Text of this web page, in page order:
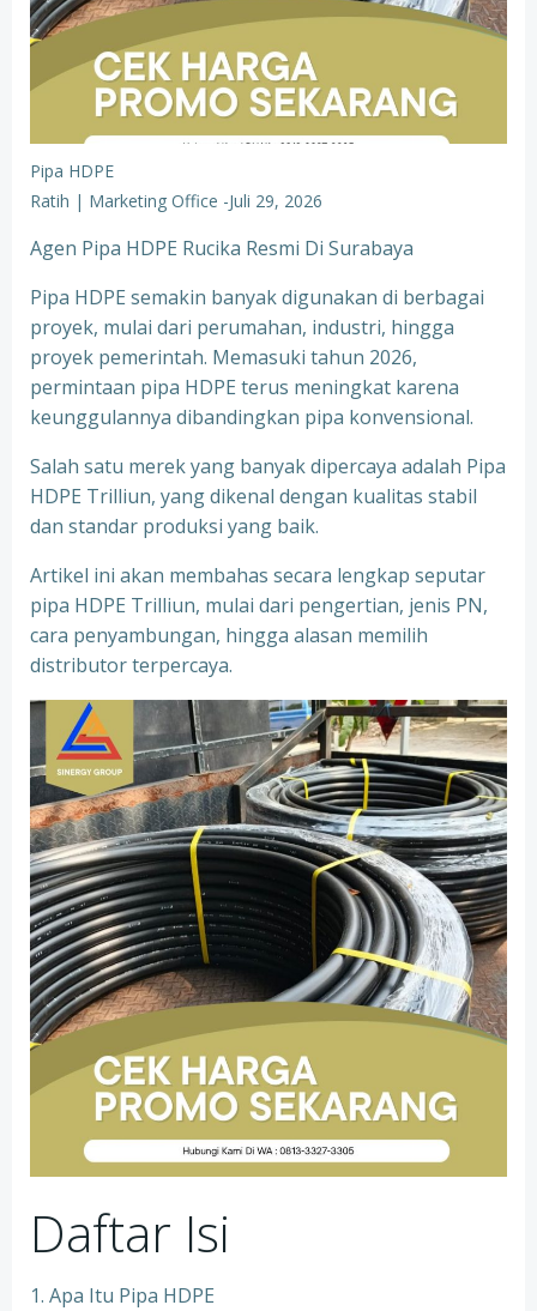
Pipa HDPE
Ratih | Marketing Office -Juli 29, 2026
Agen Pipa HDPE Rucika Resmi Di Surabaya
Pipa HDPE semakin banyak digunakan di berbagai
proyek, mulai dari perumahan, industri, hingga
proyek pemerintah. Memasuki tahun 2026,
permintaan pipa HDPE terus meningkat karena
keunggulannya dibandingkan pipa konvensional.
Salah satu merek yang banyak dipercaya adalah Pipa
HDPE Trilliun, yang dikenal dengan kualitas stabil
dan standar produksi yang baik.
Artikel ini akan membahas secara lengkap seputar
pipa HDPE Trilliun, mulai dari pengertian, jenis PN,
cara penyambungan, hingga alasan memilih
distributor terpercaya.
Daftar Isi
1. Apa Itu Pipa HDPE